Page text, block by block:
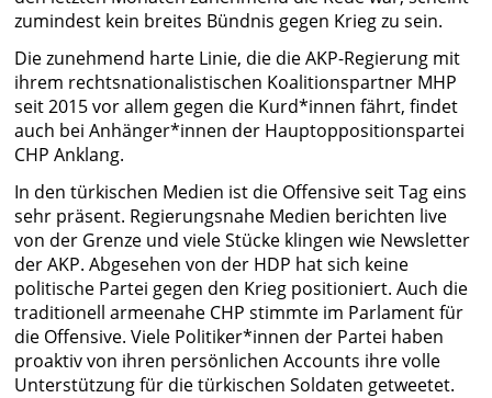
zumindest kein breites Bündnis gegen Krieg zu sein.
Die zunehmend harte Linie, die die AKP-Regierung mit
ihrem rechtsnationalistischen Koalitionspartner MHP
seit 2015 vor allem gegen die Kurd*innen fährt, findet
auch bei Anhänger*innen der Hauptoppositionspartei
CHP Anklang.
In den türkischen Medien ist die Offensive seit Tag eins
sehr präsent. Regierungsnahe Medien berichten live
von der Grenze und viele Stücke klingen wie Newsletter
der AKP. Abgesehen von der HDP hat sich keine
politische Partei gegen den Krieg positioniert. Auch die
traditionell armeenahe CHP stimmte im Parlament für
die Offensive. Viele Politiker*innen der Partei haben
proaktiv von ihren persönlichen Accounts ihre volle
Unterstützung für die türkischen Soldaten getweetet.